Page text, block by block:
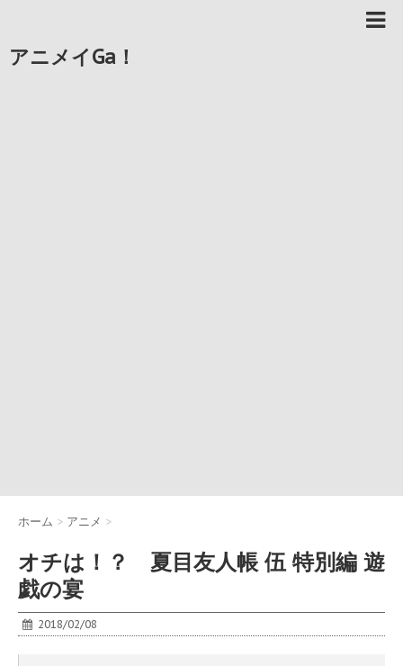
アニメイGa！
ホーム > アニメ >
オチは！？ 夏目友人帳 伍 特別編 遊
戯の宴
2018/02/08